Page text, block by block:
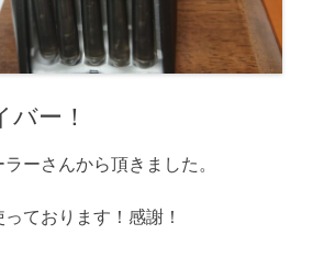
ー！
ーさんから頂きました。
ております！感謝！